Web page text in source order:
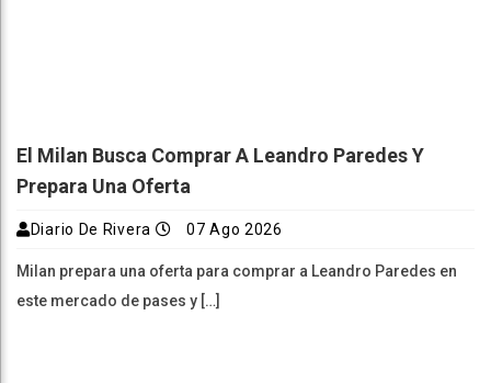
El Milan Busca Comprar A Leandro Paredes Y
Prepara Una Oferta
Diario De Rivera 07 Ago 2026
Milan prepara una oferta para comprar a Leandro Paredes en
este mercado de pases y […]